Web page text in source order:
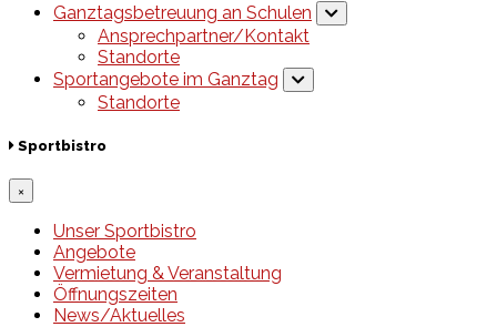
Ganztagsbetreuung an Schulen
Ansprechpartner/Kontakt
Standorte
Sportangebote im Ganztag
Standorte
Sportbistro
×
Unser Sportbistro
Angebote
Vermietung & Veranstaltung
Öffnungszeiten
News/Aktuelles